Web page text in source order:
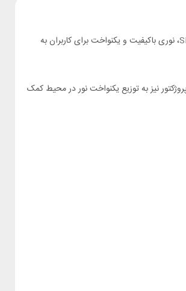
، نوری باکیفیت و یکنواخت برای کاربران به
بهره نوری 100 لومن بر وات را فراهم می‌کند. این میزان روشنایی برای فضا های بزرگ و باز مناسب است. زاویه پخش نور 120 درجه این پروژکتور نیز به توزیع یکنواخت نور در محیط کمک